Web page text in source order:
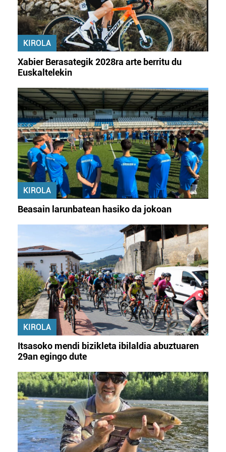
baliatzen gara. Ohar hau onartuz gero, teknologia hori
erabiltzeko baimen esplizitua ematen diguzu.Gehiago
irakurri
KIROLA
Xabier Berasategik 2028ra arte berritu du
Euskaltelekin
KIROLA
Beasain larunbatean hasiko da jokoan
KIROLA
Itsasoko mendi bizikleta ibilaldia abuztuaren
29an egingo dute